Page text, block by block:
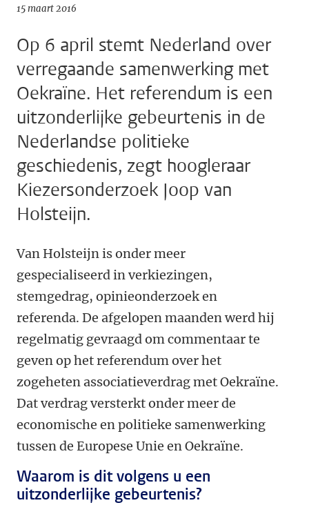
15 maart 2016
Op 6 april stemt Nederland over
verregaande samenwerking met
Oekraïne. Het referendum is een
uitzonderlijke gebeurtenis in de
Nederlandse politieke
geschiedenis, zegt hoogleraar
Kiezersonderzoek Joop van
Holsteijn.
Van Holsteijn is onder meer
gespecialiseerd in verkiezingen,
stemgedrag, opinieonderzoek en
referenda. De afgelopen maanden werd hij
regelmatig gevraagd om commentaar te
geven op het referendum over het
zogeheten associatieverdrag met Oekraïne.
Dat verdrag versterkt onder meer de
economische en politieke samenwerking
tussen de Europese Unie en Oekraïne.
Waarom is dit volgens u een
uitzonderlijke gebeurtenis?